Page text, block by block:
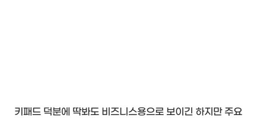
키패드 덕분에 딱봐도 비즈니스용으로 보이긴 하지만 주요